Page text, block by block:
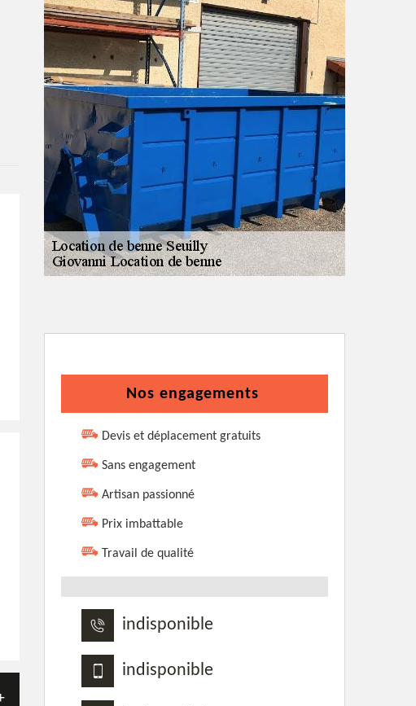
Nos engagements
Devis et déplacement gratuits
Sans engagement
Artisan passionné
Prix imbattable
Travail de qualité
indisponible
indisponible